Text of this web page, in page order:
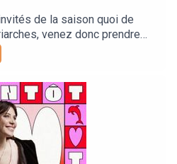
de la saison quoi de
venez donc prendre
vie ça fait pas de malCalme
: directrice de production et
: illustration
: chargée de
: illustrations Manon
& Gaspar : générique